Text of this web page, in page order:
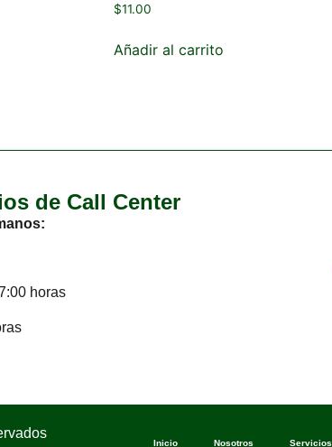
$11.00
Añadir al carrito
de Call Center
horas
Inicio Nosotros Servicios